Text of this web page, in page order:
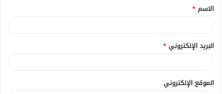
*
الاسم *
البريد الإلكتروني *
الموقع الإلكتروني